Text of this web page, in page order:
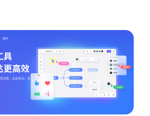
流程整理
客户旅程图
路线图